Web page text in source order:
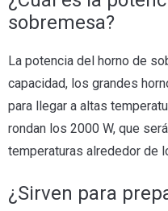
sobremesa?
La potencia del horno de
capacidad, los grandes
para llegar a altas
rondan los 2000 W, que
temperaturas alrededor de
¿Sirven para